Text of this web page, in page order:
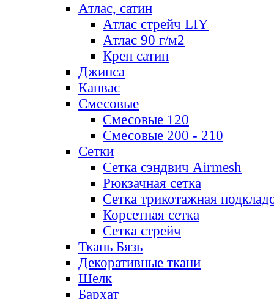
Атлас, сатин
Атлас стрейч LIY
Атлас 90 г/м2
Креп сатин
Джинса
Канвас
Смесовые
Смесовые 120
Смесовые 200 - 210
Сетки
Сетка сэндвич Airmesh
Рюкзачная сетка
Сетка трикотажная
Корсетная сетка
Сетка стрейч
Ткань Бязь
Декоративные ткани
Шелк
Бархат